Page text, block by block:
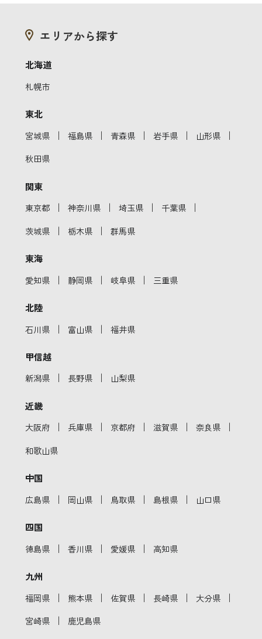
エリアから探す
北海道
札幌市
東北
宮城県 ｜ 福島県 ｜ 青森県 ｜ 岩手県 ｜ 山形県 ｜
秋田県
関東
東京都 ｜ 神奈川県 ｜ 埼玉県 ｜ 千葉県 ｜
茨城県 ｜ 栃木県 ｜ 群馬県
東海
愛知県 ｜ 静岡県 ｜ 岐阜県 ｜ 三重県
北陸
石川県 ｜ 富山県 ｜ 福井県
甲信越
新潟県 ｜ 長野県 ｜ 山梨県
近畿
大阪府 ｜ 兵庫県 ｜ 京都府 ｜ 滋賀県 ｜ 奈良県 ｜
和歌山県
中国
広島県 ｜ 岡山県 ｜ 鳥取県 ｜ 島根県 ｜ 山口県
四国
徳島県 ｜ 香川県 ｜ 愛媛県 ｜ 高知県
九州
福岡県 ｜ 熊本県 ｜ 佐賀県 ｜ 長崎県 ｜ 大分県 ｜
宮崎県 ｜ 鹿児島県